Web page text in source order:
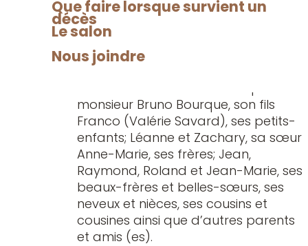
Que faire lorsque survient un
décès
Le salon
Nous joindre
de 19h à 22h, le vendredi 2 mars 2018
et à compter de 10h, le samedi 3
mars 2018, jour des funérailles, pour y
recevoir vos condoléances.
Elle laisse dans le deuil son époux
monsieur Bruno Bourque, son fils
Franco (Valérie Savard), ses petits-
enfants; Léanne et Zachary, sa sœur
Anne-Marie, ses frères; Jean,
Raymond, Roland et Jean-Marie, ses
beaux-frères et belles-sœurs, ses
neveux et nièces, ses cousins et
cousines ainsi que d’autres parents
et amis (es).